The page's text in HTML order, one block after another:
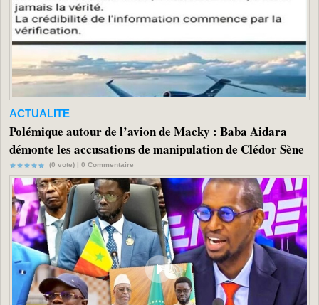
ACTUALITE
Polémique autour de l’avion de Macky : Baba Aidara
démonte les accusations de manipulation de Clédor Sène
(0 vote) | 0 Commentaire